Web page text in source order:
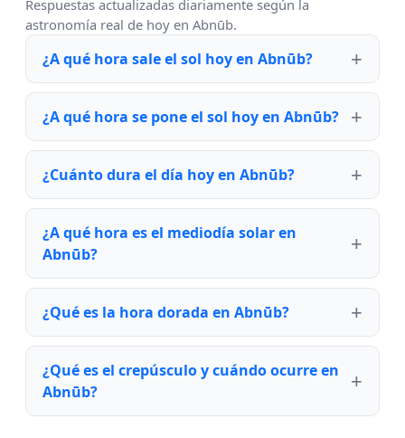
Respuestas actualizadas diariamente según la
astronomía real de hoy en Abnūb.
¿A qué hora sale el sol hoy en Abnūb?
¿A qué hora se pone el sol hoy en Abnūb?
¿Cuánto dura el día hoy en Abnūb?
¿A qué hora es el mediodía solar en
Abnūb?
¿Qué es la hora dorada en Abnūb?
¿Qué es el crepúsculo y cuándo ocurre en
Abnūb?